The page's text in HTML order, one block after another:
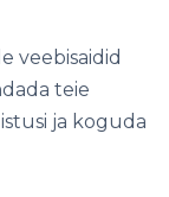
veebisaidid
teie
ja koguda